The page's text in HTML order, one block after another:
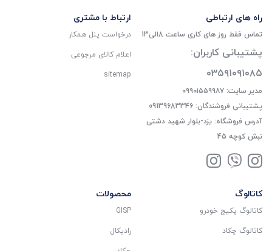
راه های ارتباطی
تماس فقط روز های کاری ساعت 8الی13
پشتیبانی کاربران:
۰۳۵۹۱۰۹۱۰۸۵
مدیر سایت: ۰۹۹۰۱۵۵۹۹۸۷
پشتیبانی فروشندگان: 09139683346
آدرس فروشگاه: یزد-بلوار شهید دشتی
نبش کوچه 45
ارتباط با مشتری
درخواست پنل همکار
اعلام کالای مرجوعی
sitemap
کاتالوگ
کاتالوگ پکیج خودرو
کاتالوگ چکاد
محصولات
GISP
رادیکال